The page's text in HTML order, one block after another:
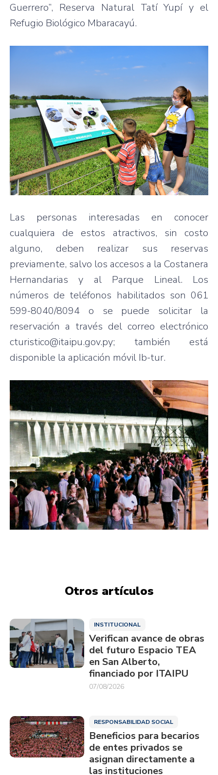
Guerrero”, Reserva Natural Tatí Yupí y el
Refugio Biológico Mbaracayú.
Las personas interesadas en conocer
cualquiera de estos atractivos, sin costo
alguno, deben realizar sus reservas
previamente, salvo los accesos a la Costanera
Hernandarias y al Parque Lineal. Los
números de teléfonos habilitados son 061
599-8040/8094 o se puede solicitar la
reservación a través del correo electrónico
cturistico@itaipu.gov.py; también está
disponible la aplicación móvil Ib-tur.
Otros artículos
INSTITUCIONAL
Verifican avance de obras
del futuro Espacio TEA
en San Alberto,
financiado por ITAIPU
07/08/2026
RESPONSABILIDAD SOCIAL
Beneficios para becarios
de entes privados se
asignan directamente a
las instituciones